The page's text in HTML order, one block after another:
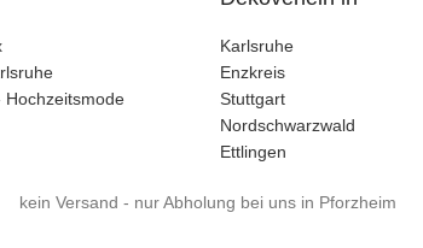
Hochzeitsmode
Karlsruhe
Enzkreis
Stuttgart
Nordschwarzwald
Ettlingen
kein Versand - nur Abholung bei uns in Pforzheim